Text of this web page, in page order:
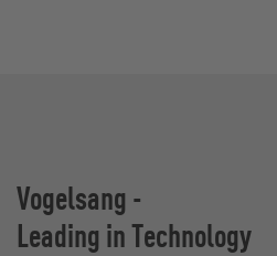
Vogelsang -
Leading in Technology